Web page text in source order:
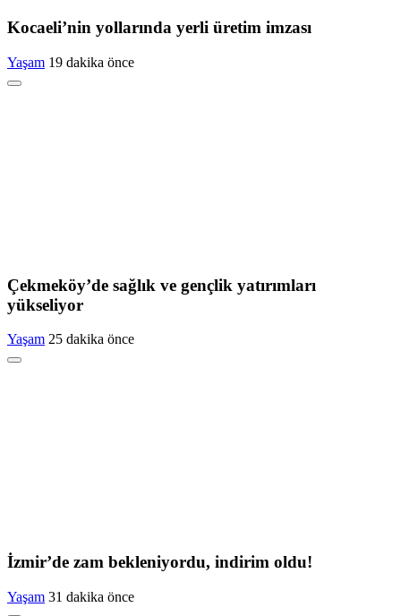
Kocaeli’nin yollarında yerli üretim imzası
Yaşam 19 dakika önce
Çekmeköy’de sağlık ve gençlik yatırımları
yükseliyor
Yaşam 25 dakika önce
İzmir’de zam bekleniyordu, indirim oldu!
Yaşam 31 dakika önce